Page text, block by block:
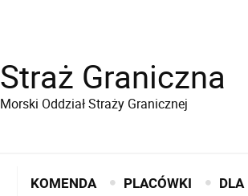
Straż Graniczna
Morski Oddział Straży Granicznej
KOMENDA PLACÓWKI DLA